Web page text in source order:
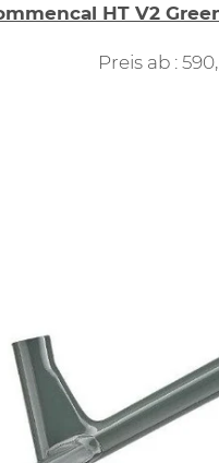
HT V2
Preis ab :